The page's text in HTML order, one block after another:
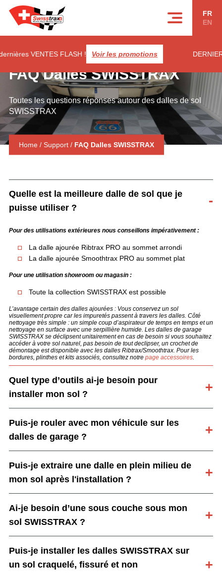
VENTES FLASH ! Voir les promotions
FR
EN
FAQ Dalles SWISSTRAX
Toutes les questions réponses autour des dalles de sol
SWISSTRAX
Home / Support/ FAQ Dalles SWISSTRAX
Quelle est la meilleure dalle de sol que je
puisse utiliser ?
Pour des utilisations extérieures nous conseillons impérativement :
La dalle ajourée Ribtrax PRO au sommet arrondi
La dalle ajourée Smoothtrax PRO au sommet plat
Pour une utilisation showroom ou magasin :
Toute la collection SWISSTRAX est possible
L’avantage certain des dalles ajourées : Vous conservez un sol
visuellement propre car les impuretés passent à travers les dalles. Côté
nettoyage très simple : un simple coup d’aspirateur de temps en temps et un
nettoyage en surface avec une serpillière humide. Les dalles de garage
SWISSTRAX se déclipsent unitairement en cas de besoin si vous souhaitez
accéder à votre sol naturel, pas besoin de tout declipser, un crochet de
démontage est disponible avec les dalles Ribtrax/Smoothtrax. Pour les
bordures, plinthes et kits associés, consultez notre page accessoires.
Quel type d’outils ai-je besoin pour
installer mon sol ?
Puis-je rouler avec mon véhicule sur les
dalles de garage ?
Puis-je extraire une dalle en plein milieu de
mon sol après l'installation ?
Ai-je besoin d’une sous couche sous mon
sol SWISSTRAX ?
Puis-je installer les dalles SWISSTRAX sur
un sol craquelé, fissuré et non
Panneau de gestion des cookies